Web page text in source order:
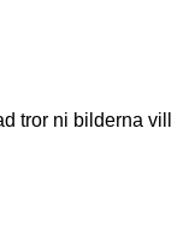
tror ni bilderna vill